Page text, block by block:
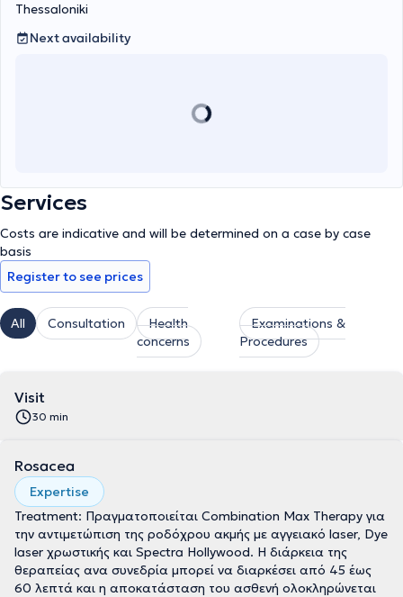
Thessaloniki
Next availability
Services
Costs are indicative and will be determined on a case by case
basis
Register to see prices
All Consultation
Health
concerns
Examinations &
Procedures
Visit
30 min
Rosacea
Expertise
Treatment: Πραγματοποιείται Combination Max Therapy για
την αντιμετώπιση της ροδόχρου ακμής με αγγειακό laser, Dye
laser χρωστικής και Spectra Hollywood. Η διάρκεια της
θεραπείας ανα συνεδρία μπορεί να διαρκέσει από 45 έως
60 λεπτά και η αποκατάσταση του ασθενή ολοκληρώνεται